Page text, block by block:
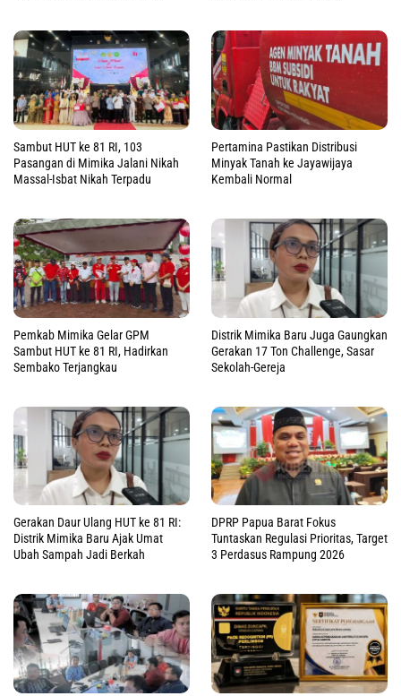
Sambut HUT ke 81 RI, 103
Pasangan di Mimika Jalani Nikah
Massal-Isbat Nikah Terpadu
Pertamina Pastikan Distribusi
Minyak Tanah ke Jayawijaya
Kembali Normal
Pemkab Mimika Gelar GPM
Sambut HUT ke 81 RI, Hadirkan
Sembako Terjangkau
Distrik Mimika Baru Juga Gaungkan
Gerakan 17 Ton Challenge, Sasar
Sekolah-Gereja
Gerakan Daur Ulang HUT ke 81 RI:
Distrik Mimika Baru Ajak Umat
Ubah Sampah Jadi Berkah
DPRP Papua Barat Fokus
Tuntaskan Regulasi Prioritas, Target
3 Perdasus Rampung 2026